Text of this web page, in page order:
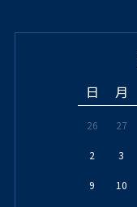
日 月
26 27
2 3
9 10